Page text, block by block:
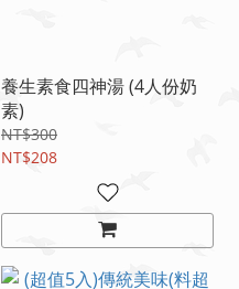
養生素食四神湯 (4人份奶
素)
NT$300
NT$208